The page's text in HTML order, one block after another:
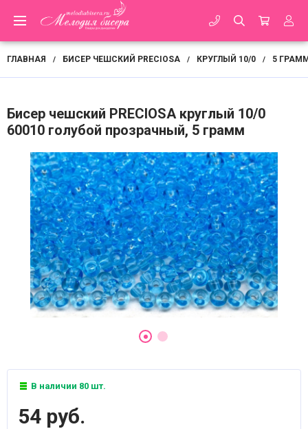
ГЛАВНАЯ / БИСЕР ЧЕШСКИЙ PRECIOSA / КРУГЛЫЙ 10/0 / 5
Бисер чешский PRECIOSA круглый 10/0
60010 голубой прозрачный, 5 грамм
В наличии 80 шт.
54 руб.